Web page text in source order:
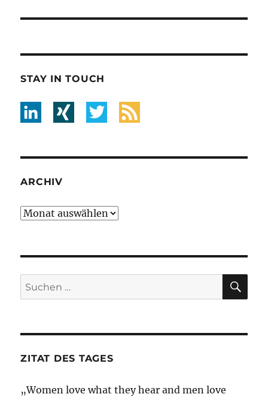
STAY IN TOUCH
ARCHIV
Archiv
Suche
nach:
ZITAT DES TAGES
„Women love what they hear and men love